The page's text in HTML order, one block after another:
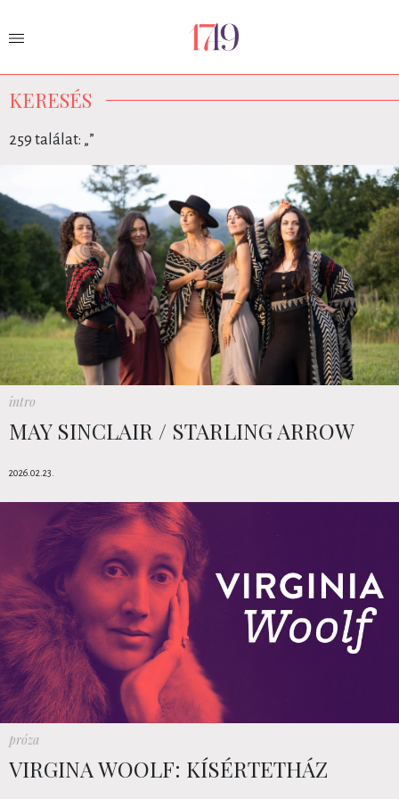
KERESÉS
259 találat: „”
intro
MAY SINCLAIR / STARLING ARROW
2026.02.23.
próza
VIRGINA WOOLF: KÍSÉRTETHÁZ